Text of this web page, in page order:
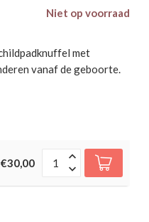
Niet op voorraad
met
vanaf de geboorte.
€30,00